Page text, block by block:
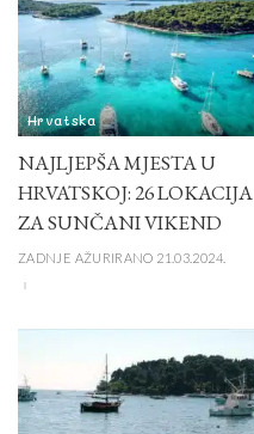
Hrvatska
NAJLJEPŠA MJESTA U
HRVATSKOJ: 26 LOKACIJA
ZA SUNČANI VIKEND
ZADNJE AŽURIRANO 21.03.2024.